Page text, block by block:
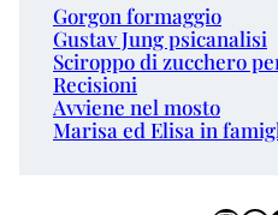
Gorgon formaggio
Gustav Jung psicanalisi
Sciroppo di zucchero
Recisioni
Avviene nel mosto
Marisa ed Elisa in